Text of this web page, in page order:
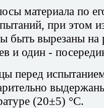
материала по
при этом
быть вырезаны на
и один -
перед
(20±5) °С.